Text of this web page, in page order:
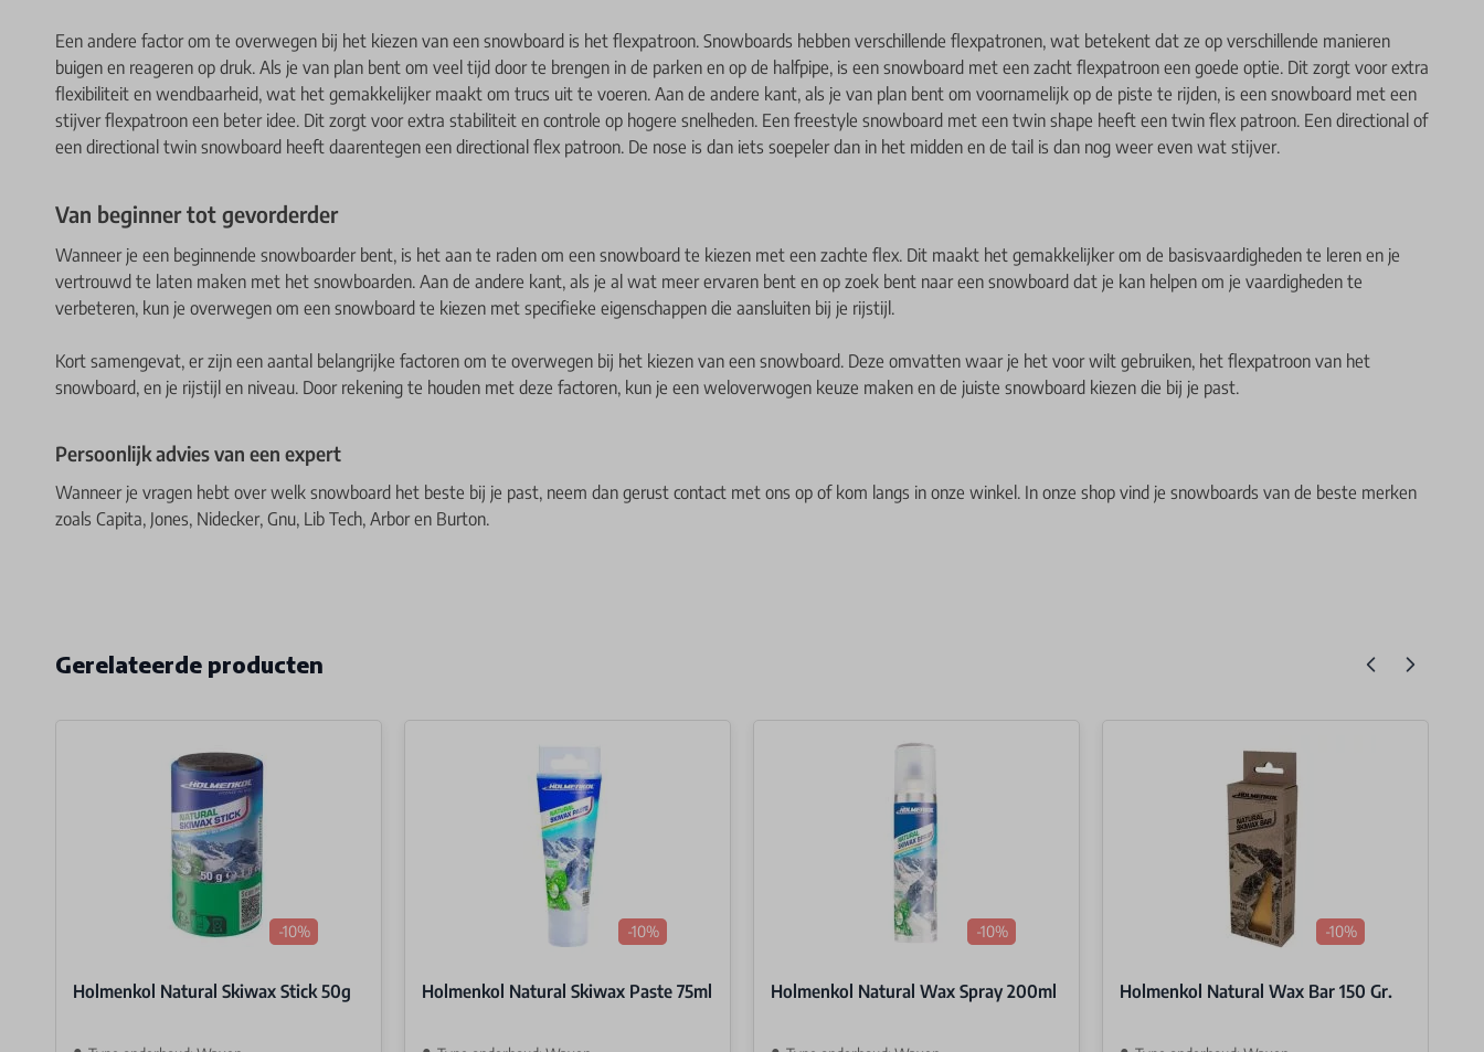
Een andere factor om te overwegen bij het kiezen van een snowboard is het flexpatroon. Snowboards hebben verschillende flexpatronen, wat betekent dat ze op verschillende manieren
buigen en reageren op druk. Als je van plan bent om veel tijd door te brengen in de parken en op de halfpipe, is een snowboard met een zacht flexpatroon een goede optie. Dit zorgt voor extra
flexibiliteit en wendbaarheid, wat het gemakkelijker maakt om trucs uit te voeren. Aan de andere kant, als je van plan bent om voornamelijk op de piste te rijden, is een snowboard met een
stijver flexpatroon een beter idee. Dit zorgt voor extra stabiliteit en controle op hogere snelheden. Een freestyle snowboard met een twin shape heeft een twin flex patroon. Een directional of
een directional twin snowboard heeft daarentegen een directional flex patroon. De nose is dan iets soepeler dan in het midden en de tail is dan nog weer even wat stijver.
Van beginner tot gevorderder
Wanneer je een beginnende snowboarder bent, is het aan te raden om een snowboard te kiezen met een zachte flex. Dit maakt het gemakkelijker om de basisvaardigheden te leren en je
vertrouwd te laten maken met het snowboarden. Aan de andere kant, als je al wat meer ervaren bent en op zoek bent naar een snowboard dat je kan helpen om je vaardigheden te
verbeteren, kun je overwegen om een snowboard te kiezen met specifieke eigenschappen die aansluiten bij je rijstijl.
Kort samengevat, er zijn een aantal belangrijke factoren om te overwegen bij het kiezen van een snowboard. Deze omvatten waar je het voor wilt gebruiken, het flexpatroon van het
snowboard, en je rijstijl en niveau. Door rekening te houden met deze factoren, kun je een weloverwogen keuze maken en de juiste snowboard kiezen die bij je past.
Persoonlijk advies van een expert
Wanneer je vragen hebt over welk snowboard het beste bij je past, neem dan gerust contact met ons op of kom langs in onze winkel. In onze shop vind je snowboards van de beste merken
zoals Capita, Jones, Nidecker, Gnu, Lib Tech, Arbor en Burton.
Gerelateerde producten
-10%
Holmenkol Natural Skiwax Stick 50g
-10%
Holmenkol Natural Skiwax Paste 75ml
-10%
Holmenkol Natural Wax Spray 200ml
-10%
Holmenkol Natural Wax Bar 150 Gr.